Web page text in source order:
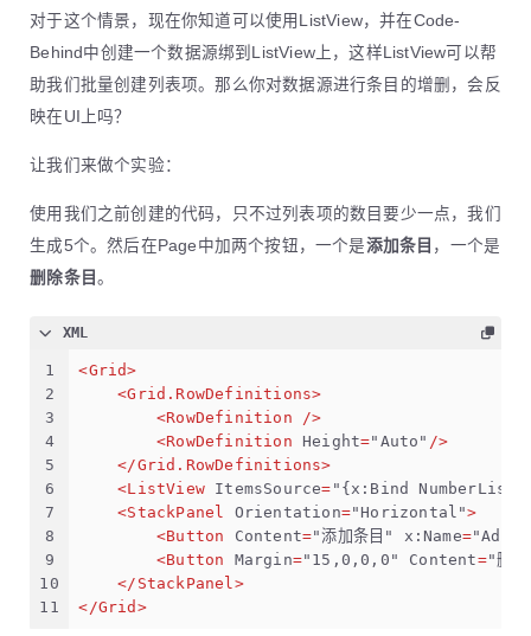
对于这个情景，现在你知道可以使用ListView，并在Code-
Behind中创建一个数据源绑到ListView上，这样ListView可以帮
助我们批量创建列表项。那么你对数据源进行条目的增删，会反
映在UI上吗？
让我们来做个实验：
使用我们之前创建的代码，只不过列表项的数目要少一点，我们
生成5个。然后在Page中加两个按钮，一个是添加条目 ，一个是
删除条目 。
XML
1
2
3
4
5
6
7
8
9
10
11
<Grid>
<Grid.RowDefinitions>
<RowDefinition />
<RowDefinition Height="Auto" />
</Grid.RowDefinitions>
<ListView ItemsSource= "{x:Bind
<StackPanel Orientation="Horizontal">
<Button Content="添加条目" x:Name=
<Button Margin="15,0,0,0" Content="删
</ StackPanel>
</Grid >